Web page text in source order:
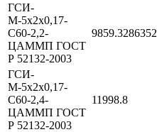
ГСИ-
М-5х2х0,17-
С60-2,2-
ЦАММП ГОСТ
Р 52132-2003
9859.3286352
ГСИ-
М-5х2х0,17-
С60-2,4-
ЦАММП ГОСТ
Р 52132-2003
11998.8